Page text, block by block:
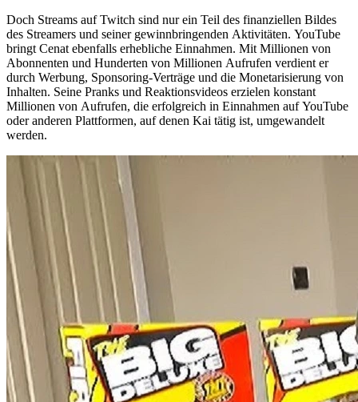
Doch Streams auf Twitch sind nur ein Teil des finanziellen Bildes
des Streamers und seiner gewinnbringenden Aktivitäten. YouTube
bringt Cenat ebenfalls erhebliche Einnahmen. Mit Millionen von
Abonnenten und Hunderten von Millionen Aufrufen verdient er
durch Werbung, Sponsoring-Verträge und die Monetarisierung von
Inhalten. Seine Pranks und Reaktionsvideos erzielen konstant
Millionen von Aufrufen, die erfolgreich in Einnahmen auf YouTube
oder anderen Plattformen, auf denen Kai tätig ist, umgewandelt
werden.